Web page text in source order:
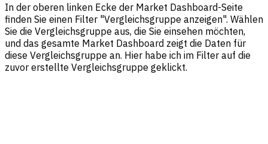
In der oberen linken Ecke der Market Dashboard-Seite
finden Sie einen Filter "Vergleichsgruppe anzeigen". Wählen
Sie die Vergleichsgruppe aus, die Sie einsehen möchten,
und das gesamte Market Dashboard zeigt die Daten für
diese Vergleichsgruppe an. Hier habe ich im Filter auf die
zuvor erstellte Vergleichsgruppe geklickt.